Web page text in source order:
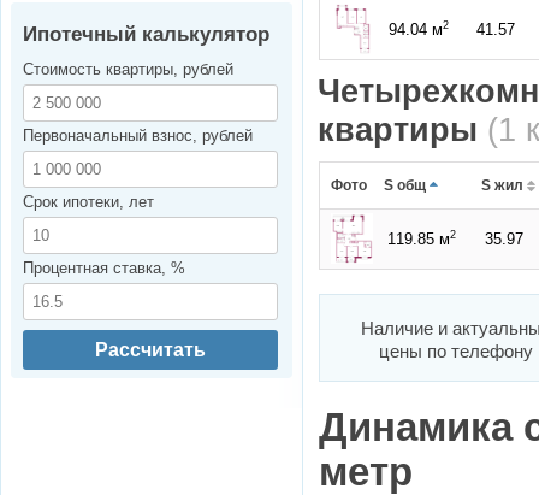
94.04 м2 41.57
квартиры (1
Фото S общ S жил
119.85 м2 35.97
Наличие и
цены по телефону
Динамика
метр
Ипотечный калькулятор
Стоимость квартиры, рублей
Первоначальный взнос, рублей
Срок ипотеки, лет
Процентная ставка, %
Рассчитать